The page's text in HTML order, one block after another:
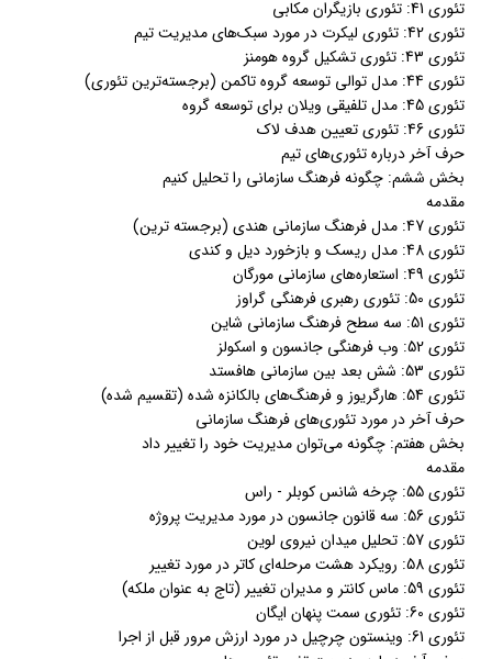
تئوری 41: تئوری بازیگران مکابی
تئوری 42: تئوری لیکرت در مورد سبک‌های مدیریت تیم
تئوری 43: تئوری تشکیل گروه هومنز
تئوری 44: مدل توالی توسعه گروه تاکمن (برجسته‌ترین تئوری)
تئوری 45: مدل تلفیقی ویلان برای توسعه گروه
تئوری 46: تئوری تعیین هدف لاک
حرف آخر درباره تئوری‌های تیم
بخش ششم: چگونه فرهنگ سازمانی را تحلیل کنیم
مقدمه
تئوری 47: مدل فرهنگ سازمانی هندی (برجسته ترین)
تئوری 48: مدل ریسک و بازخورد دیل و کندی
تئوری 49: استعاره‌های سازمانی مورگان
تئوری 50: تئوری رهبری فرهنگی گراوز
تئوری 51: سه سطح فرهنگ سازمانی شاین
تئوری 52: وب فرهنگی جانسون و اسکولز
تئوری 53: شش بعد بین سازمانی هافستد
تئوری 54: هارگریوز و فرهنگ‌های بالکانزه شده (تقسیم شده)
حرف آخر در مورد تئوری‌های فرهنگ سازمانی
بخش هفتم: چگونه می‌توان مدیریت خود را تغییر داد
مقدمه
تئوری 55: چرخه شانس کوبلر - راس
تئوری 56: سه قانون جانسون در مورد مدیریت پروژه
تئوری 57: تحلیل میدان نیروی لوین
تئوری 58: رویکرد هشت مرحله‌ای کاتر در مورد تغییر
تئوری 59: ماس کانتر و مدیران تغییر (تاج به عنوان ملکه)
تئوری 60: تئوری سمت پنهان ایگان
تئوری 61: وینستون چرچیل در مورد ارزش مرور قبل از اجرا